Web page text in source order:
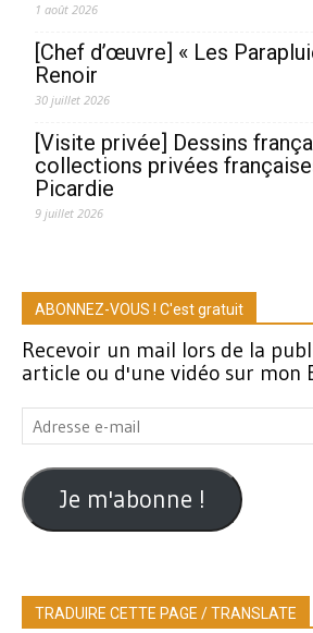
1 août 2026
[Chef d’œuvre] « Les
Renoir
30 juillet 2026
[Visite privée] Dessins
collections privées
Picardie
9 juillet 2026
ABONNEZ-VOUS ! C'est gratuit
Recevoir un mail lors de la
article ou d'une vidéo sur mon
Adresse
e-
mail
Je m'abonne !
TRADUIRE CETTE PAGE / TRANSLATE